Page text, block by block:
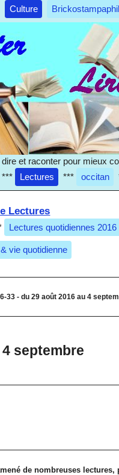
Culture
et raconter pour mieux
*** Lectures *** occitan
Lectures
Lectures quotidiennes 2016
vie quotidienne
33 - du 29 août 2016 au 4
4 septembre
de nombreuses lectures,